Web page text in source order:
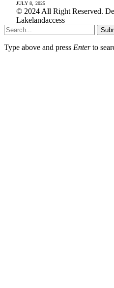
JULY 8, 2025
© 2024 All Right Reserved.
Lakelandaccess
Type above and press Enterto